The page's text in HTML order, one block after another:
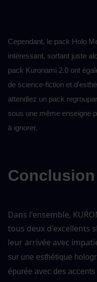
Cependant, le pack Holo
intéressant, sortant juste
pack Kuronami 2.0 ont
de science-fiction et
attendiez un pack
sous une même enseigne
à ignorer.
Conclusion
Dans l'ensemble,
tous deux d'excellents
leur arrivée avec
sur une esthétique
épurée avec des